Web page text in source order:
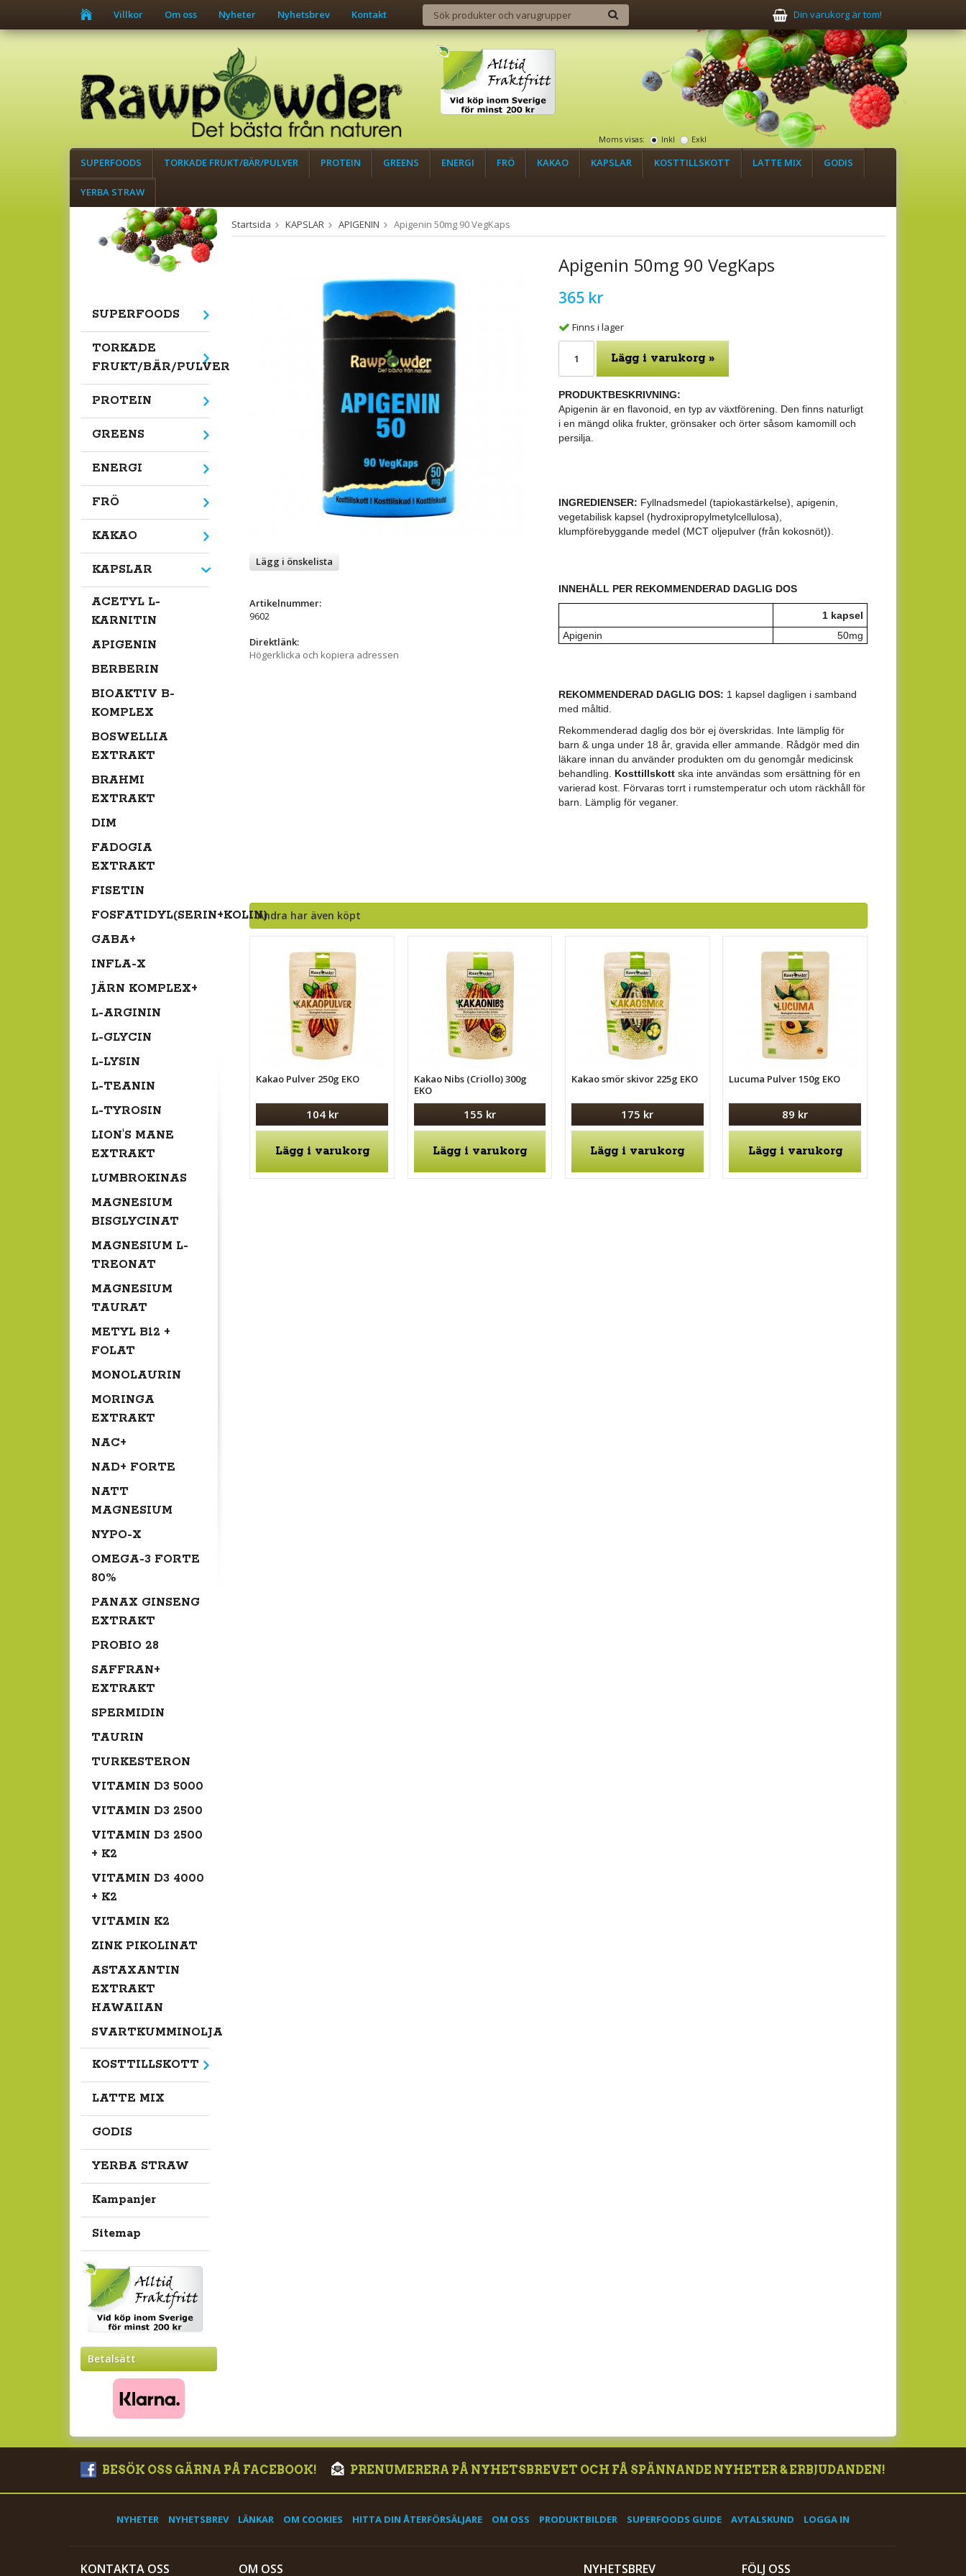
Villkor Om oss Nyheter Nyhetsbrev Kontakt Din varukorg är tom!
Moms visas: Inkl Exkl
SUPERFOODS TORKADE FRUKT/BÄR/PULVER PROTEIN GREENS ENERGI FRÖ KAKAO KAPSLAR KOSTTILLSKOTT LATTE MIX GODIS
YERBA STRAW
SUPERFOODS
TORKADE
FRUKT/BÄR/PULVER
PROTEIN
GREENS
ENERGI
FRÖ
KAKAO
KAPSLAR
ACETYL L-
KARNITIN
APIGENIN
BERBERIN
BIOAKTIV B-
KOMPLEX
BOSWELLIA
EXTRAKT
BRAHMI
EXTRAKT
DIM
FADOGIA
EXTRAKT
FISETIN
FOSFATIDYL(SERIN+KOLIN)
GABA+
INFLA-X
JÄRN KOMPLEX+
L-ARGININ
L-GLYCIN
L-LYSIN
L-TEANIN
L-TYROSIN
LION'S MANE
EXTRAKT
LUMBROKINAS
MAGNESIUM
BISGLYCINAT
MAGNESIUM L-
TREONAT
MAGNESIUM
TAURAT
METYL B12 +
FOLAT
MONOLAURIN
MORINGA
EXTRAKT
NAC+
NAD+ FORTE
NATT
MAGNESIUM
NYPO-X
OMEGA-3 FORTE
80%
PANAX GINSENG
EXTRAKT
PROBIO 28
SAFFRAN+
EXTRAKT
SPERMIDIN
TAURIN
TURKESTERON
VITAMIN D3 5000
VITAMIN D3 2500
VITAMIN D3 2500
+ K2
VITAMIN D3 4000
+ K2
VITAMIN K2
ZINK PIKOLINAT
ASTAXANTIN
EXTRAKT
HAWAIIAN
SVARTKUMMINOLJA
KOSTTILLSKOTT
LATTE MIX
GODIS
YERBA STRAW
Kampanjer
Sitemap
Betalsätt
Startsida KAPSLAR APIGENIN Apigenin 50mg 90 VegKaps
Apigenin 50mg 90 VegKaps
365 kr
Finns i lager
Lägg i varukorg »
PRODUKTBESKRIVNING:
Apigenin är en flavonoid, en typ av växtförening. Den finns naturligt
i en mängd olika frukter, grönsaker och örter såsom kamomill och
persilja.
INGREDIENSER: Fyllnadsmedel (tapiokastärkelse), apigenin,
vegetabilisk kapsel (hydroxipropylmetylcellulosa),
klumpförebyggande medel (MCT oljepulver (från kokosnöt)).
INNEHÅLL PER REKOMMENDERAD DAGLIG DOS
1 kapsel
Apigenin
50mg
REKOMMENDERAD DAGLIG DOS: 1 kapsel dagligen i samband
med måltid.
Rekommenderad daglig dos bör ej överskridas. Inte lämplig för
barn & unga under 18 år, gravida eller ammande. Rådgör med din
läkare innan du använder produkten om du genomgår medicinsk
behandling. Kosttillskott ska inte användas som ersättning för en
varierad kost. Förvaras torrt i rumstemperatur och utom räckhåll för
barn. Lämplig för veganer.
Lägg i önskelista
Artikelnummer:
9602
Direktlänk:
Högerklicka och kopiera adressen
Andra har även köpt
Kakao Pulver 250g EKO
104 kr
Lägg i varukorg
Kakao Nibs (Criollo) 300g
EKO
155 kr
Lägg i varukorg
Kakao smör skivor 225g EKO
175 kr
Lägg i varukorg
Lucuma Pulver 150g EKO
89 kr
Lägg i varukorg
BESÖK OSS GÄRNA PÅ FACEBOOK! PRENUMERERA PÅ NYHETSBREVET OCH FÅ SPÄNNANDE NYHETER & ERBJUDANDEN!
NYHETER NYHETSBREV LÄNKAR OM COOKIES HITTA DIN ÅTERFÖRSÄLJARE OM OSS PRODUKTBILDER SUPERFOODS GUIDE AVTALSKUND LOGGA IN
KONTAKTA OSS FÖLJ OSS
NYHETSBREV
OM OSS